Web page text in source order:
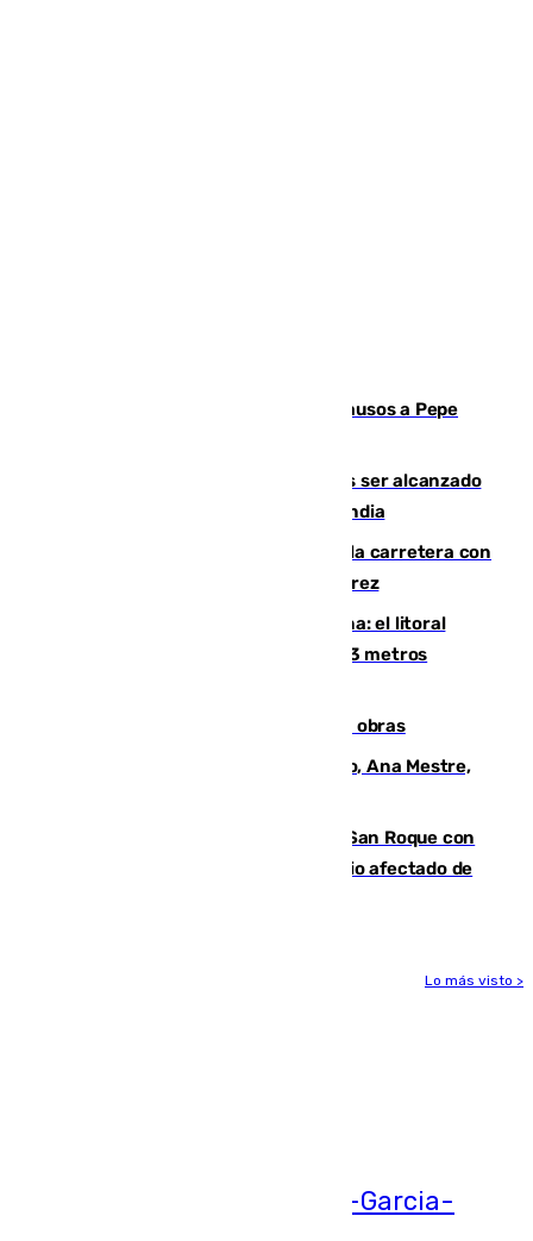
Granada despide con lágrimas y aplausos a Pepe
Un futbolista de 24 años muere tras ser alcanzado
por un rayo durante un partido en Tailandia
Muere un conductor tras salirse de la carretera con
su turismo en la A-480 a la altura de Jerez
Julio supera a junio en basura marina: el litoral
occidental malagueño recoge más de 33 metros
El Cádiz se afila ante un Granada en obras
La nueva presidenta del Parlamento, Ana Mestre,
Estabilizado el incendio forestal de San Roque con
19 familias aún desalojadas y un domicilio afectado de
Lo más visto >